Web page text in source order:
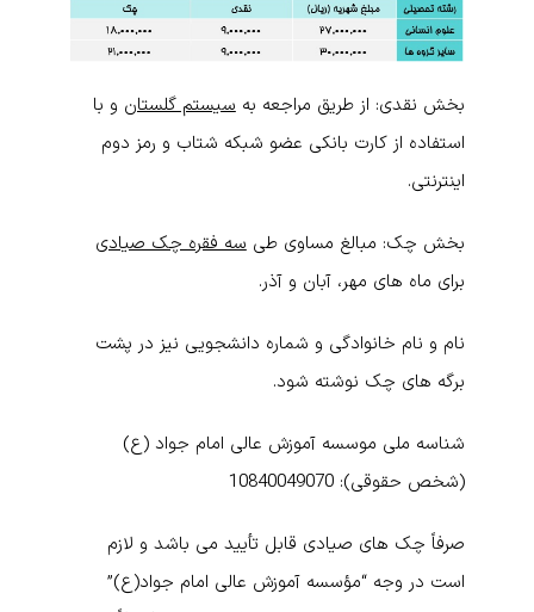
بخش نقدی: از طریق مراجعه بهسیستم گلستان و با
استفاده از کارت بانکی عضو شبکه شتاب و رمز دوم
اینترنتی.
بخش چک: مبالغ مساوی طیسه فقره چک صیادی
برای ماه های مهر، آبان و آذر.
نام و نام خانوادگی و شماره دانشجویی نیز در پشت
برگه های چک نوشته شود.
شناسه ملی موسسه آموزش عالی امام جواد (ع)
(شخص حقوقی):10840049070
صرفاً چک های صیادی قابل تأیید می باشد و لازم
است در وجه “مؤسسه آموزش عالی امام جواد(ع)”